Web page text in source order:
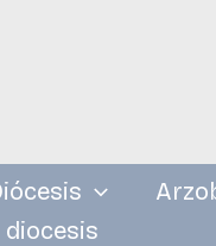
diocesis